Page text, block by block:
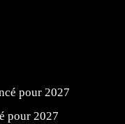
pour 2027